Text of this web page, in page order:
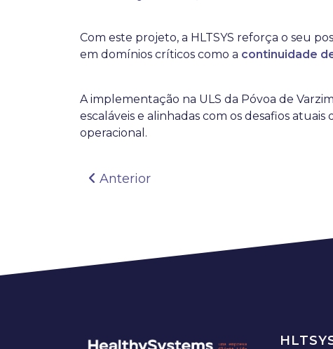
Com este projeto, a HLTSYS reforça o seu
em domínios críticos como a continuidade
A implementação na ULS da Póvoa de
escaláveis e alinhadas com os desafios
operacional.
Navegação de artigos
Anterior